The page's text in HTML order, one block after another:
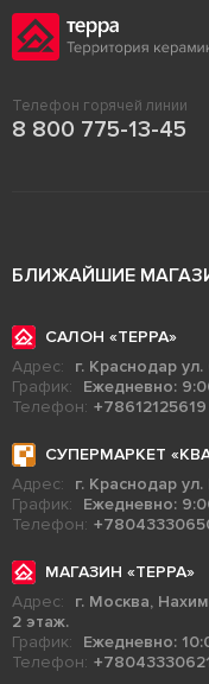
Телефон горячей линии
8 800 775-13-45
БЛИЖАЙШИЕ
САЛОН «ТЕРРА»
Адрес:
г. Краснодар ул.
График:
Ежедневно:
Телефон: +78612125619
СУПЕРМАРКЕТ
Адрес:
г. Краснодар
График:
Ежедневно:
Телефон:
МАГАЗИН «ТЕРРА»
Адрес:
г. Москва,
2 этаж.
График:
Ежедневно:
Телефон: